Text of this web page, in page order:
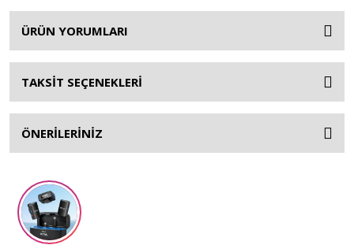
ÜRÜN YORUMLARI
TAKSİT SEÇENEKLERİ
ÖNERİLERİNİZ